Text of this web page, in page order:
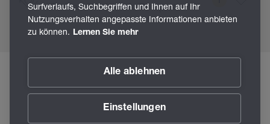
Profi am Werkstück: Beruprotect
Surfverlaufs, Suchbegriffen und Ihnen auf Ihr
Nutzungsverhalten angepasste Informationen anbieten
zu können. Lernen Sie mehr
Alle ablehnen
Einstellungen